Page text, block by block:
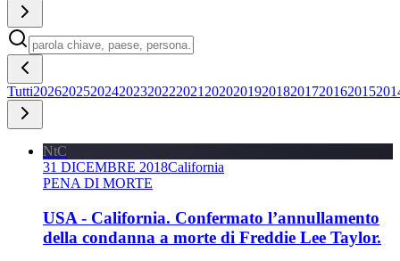
Tutti202620252024202320222021 202020192018201720162015
NtC
31 DICEMBRE 2018California
PENA DI MORTE
USA - California. Confermato l’annullamento
della condanna a morte di Freddie Lee Taylor.